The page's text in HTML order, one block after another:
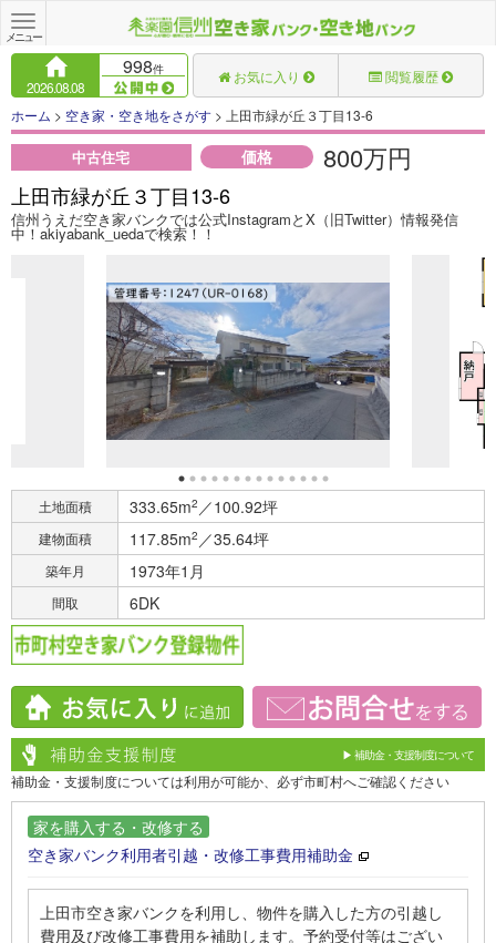
Toggle
navigation
メニュー
2026.08.08
998件 お気に入り 閲覧履歴
ホーム > 空き家・空き地をさがす > 上田市緑が丘３丁目13-6
中古住宅 価格 800万円
上田市緑が丘３丁目13-6
信州うえだ空き家バンクでは公式InstagramとX（旧Twitter）情報発信
中！akiyabank_uedaで検索！！
土地面積 333.65m2 ／100.92坪
建物面積 117.85m2 ／35.64坪
築年月 1973年1月
間取 6DK
▶ 補助金・支援制度について
補助金・支援制度については利用が可能か、必ず市町村へご確認ください
家を購入する・改修する
空き家バンク利用者引越・改修工事費用補助金
上田市空き家バンクを利用し、物件を購入した方の引越し
費用及び改修工事費用を補助します。予約受付等はござい